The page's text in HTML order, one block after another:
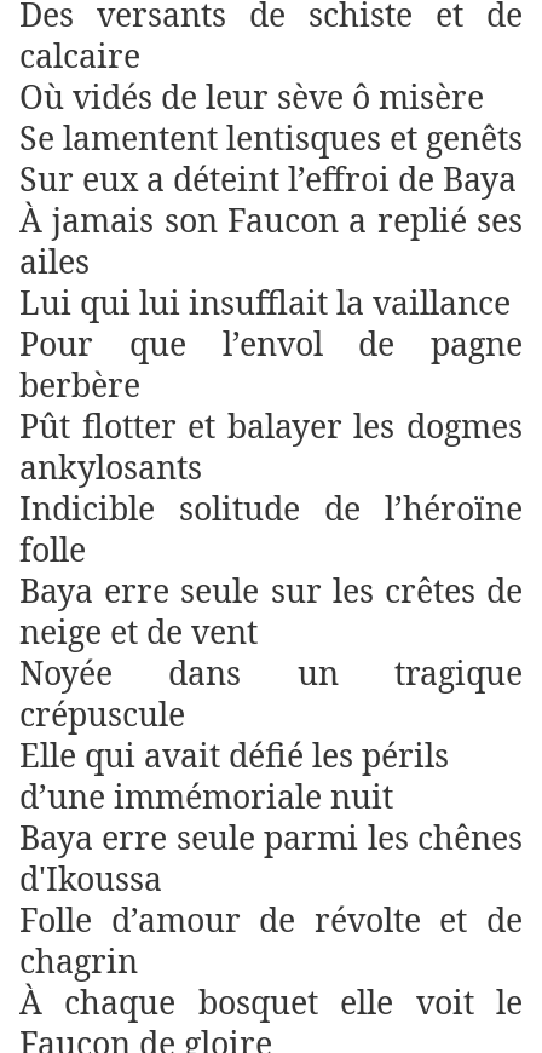
Des versants de schiste et de
calcaire
Où vidés de leur sève ô misère
Se lamentent lentisques et genêts
Sur eux a déteint l’effroi de Baya
À jamais son Faucon a replié ses
ailes
Lui qui lui insufflait la vaillance
Pour que l’envol de pagne
berbère
Pût flotter et balayer les dogmes
ankylosants
Indicible solitude de l’héroïne
folle
Baya erre seule sur les crêtes de
neige et de vent
Noyée dans un tragique
crépuscule
Elle qui avait défié les périls
d’une immémoriale nuit
Baya erre seule parmi les chênes
d'Ikoussa
Folle d’amour de révolte et de
chagrin
À chaque bosquet elle voit le
Faucon de gloire